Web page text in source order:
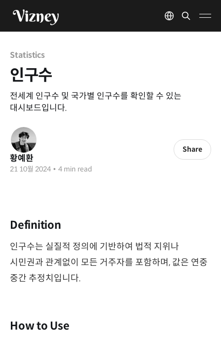
Statistics
인구수
전세계 인구수 및 국가별 인구수를 확인할 수 있는
대시보드입니다.
황예환
21 10월 2024 • 4 min read
Share
Definition
인구수는 실질적 정의에 기반하여 법적 지위나
시민권과 관계없이 모든 거주자를 포함하며, 값은 연중
중간 추정치입니다.
How to Use